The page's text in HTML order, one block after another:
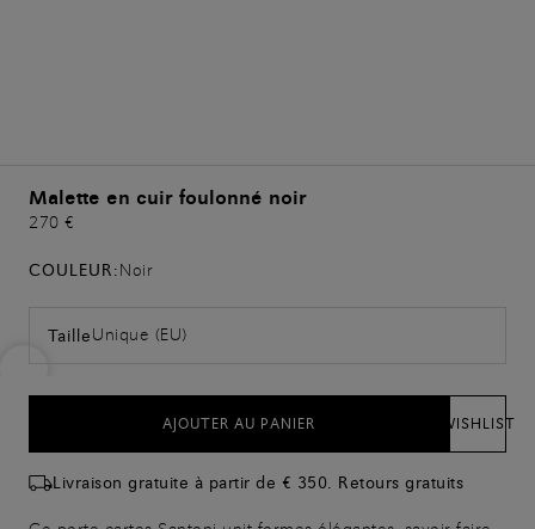
Malette en cuir foulonné noir
270 €
COULEUR:Noir
TailleUnique (EU)
AJOUTER AU PANIER WISHLIST
Livraison gratuite à partir de € 350. Retours gratuits